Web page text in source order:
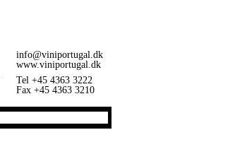
info@viniportugal.dk
www.viniportugal.dk
Tel +45 4363 3222
Fax +45 4363 3210